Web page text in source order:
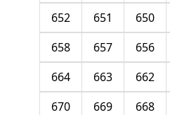
650
651
652
656
657
658
662
663
664
668
669
670